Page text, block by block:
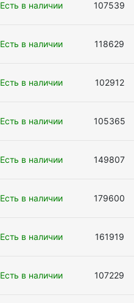
Есть в наличии 107539
Есть в наличии 118629
Есть в наличии 102912
Есть в наличии 105365
Есть в наличии 149807
Есть в наличии 179600
Есть в наличии 161919
Есть в наличии 107229